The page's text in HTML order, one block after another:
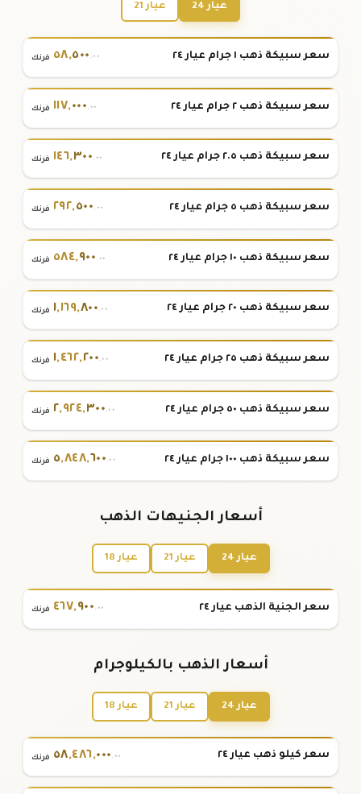
عيار 24 عيار 21
سعر سبيكة ذهب ١ جرام عيار ٢٤ ٥٨,٥٠٠ .٠٠ فرنك
سعر سبيكة ذهب ٢ جرام عيار ٢٤ ١١٧,٠٠٠.٠٠ فرنك
سعر سبيكة ذهب ٢.٥ جرام عيار ٢٤ ١٤٦,٣٠٠.٠٠ فرنك
سعر سبيكة ذهب ٥ جرام عيار ٢٤ ٢٩٢,٥٠٠.٠٠ فرنك
سعر سبيكة ذهب ١٠ جرام عيار ٢٤ ٥٨٤,٩٠٠.٠٠ فرنك
سعر سبيكة ذهب ٢٠ جرام عيار ٢٤ ١,١٦٩,٨٠٠.٠٠ فرنك
سعر سبيكة ذهب ٢٥ جرام عيار ٢٤ ١,٤٦٢,٢٠٠.٠٠ فرنك
سعر سبيكة ذهب ٥٠ جرام عيار ٢٤ ٢,٩٢٤,٣٠٠.٠٠ فرنك
سعر سبيكة ذهب ١٠٠ جرام عيار ٢٤ ٥,٨٤٨,٦٠٠.٠٠ فرنك
أسعار الجنيهات الذهب
عيار 24 عيار 21 عيار 18
سعر الجنية الذهب عيار ٢٤ ٤٦٧,٩٠٠.٠٠ فرنك
أسعار الذهب بالكيلوجرام
عيار 24 عيار 21 عيار 18
سعر كيلو ذهب عيار ٢٤ ٥٨,٤٨٦,٠٠٠.٠٠ فرنك